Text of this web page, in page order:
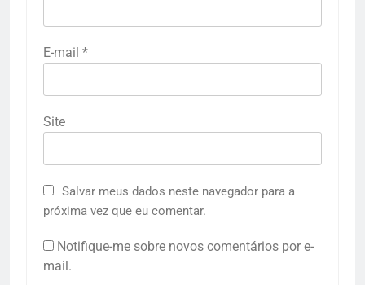
E-mail *
Site
Salvar meus dados neste navegador para a
próxima vez que eu comentar.
Notifique-me sobre novos comentários por e-
mail.